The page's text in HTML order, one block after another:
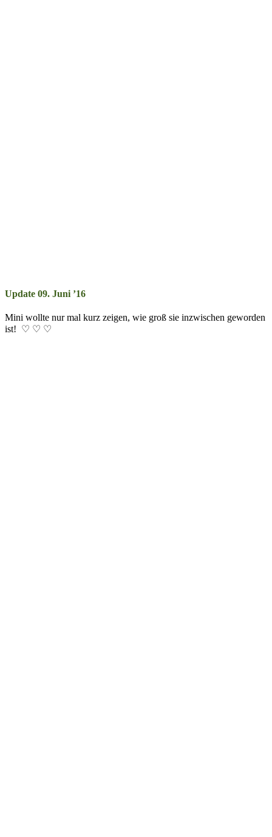
Update 09. Juni ’16
Mini wollte nur mal kurz zei­gen, wie groß sie in­zwisch­en ge­wor­den
ist! ♡ ♡ ♡